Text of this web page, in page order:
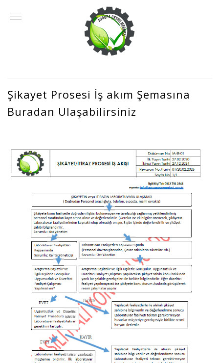
Şikayet Prosesi İş akım Şemasına
Buradan Ulaşabilirsiniz